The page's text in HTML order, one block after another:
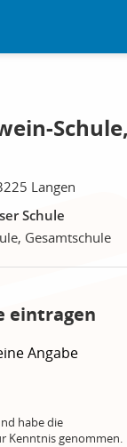
Langen
Schule
Gesamtschule
eintragen
Angabe
habe die
Kenntnis genommen.